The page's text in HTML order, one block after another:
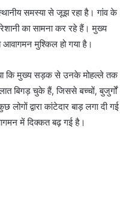
समस्या से जूझ रहा है। गांव के
का सामना कर रहे हैं। मुख्य
आवागमन मुश्किल हो गया है।
कि मुख्य सड़क से उनके मोहल्ले तक
बिगड़ चुके हैं, जिससे बच्चों, बुजुर्गों
द्वारा कांटेदार बाड़ लगा दी गई
में दिक्कत बढ़ गई है।